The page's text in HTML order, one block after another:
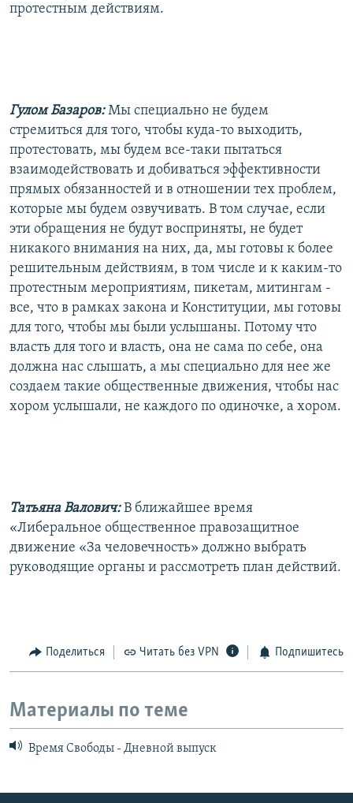
протестным действиям.
Гулом Базаров:Мы специально не будем
стремиться для того, чтобы куда-то выходить,
протестовать, мы будем все-таки пытаться
взаимодействовать и добиваться эффективности
прямых обязанностей и в отношении тех проблем,
которые мы будем озвучивать. В том случае, если
эти обращения не будут восприняты, не будет
никакого внимания на них, да, мы готовы к более
решительным действиям, в том числе и к каким-то
протестным мероприятиям, пикетам, митингам -
все, что в рамках закона и Конституции, мы готовы
для того, чтобы мы были услышаны. Потому что
власть для того и власть, она не сама по себе, она
должна нас слышать, а мы специально для нее же
создаем такие общественные движения, чтобы нас
хором услышали, не каждого по одиночке, а хором.
Татьяна Валович:В ближайшее время
«Либеральное общественное правозащитное
движение «За человечность» должно выбрать
руководящие органы и рассмотреть план действий.
Поделиться Читать без VPN Подпишитесь
Материалы по теме
Время Свободы - Дневной выпуск